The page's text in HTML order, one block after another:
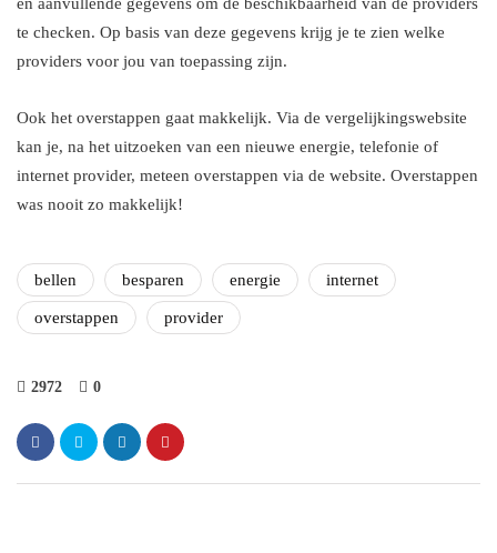
te checken. Op basis van deze gegevens krijg je te zien welke
providers voor jou van toepassing zijn.
Ook het overstappen gaat makkelijk. Via de vergelijkingswebsite
kan je, na het uitzoeken van een nieuwe energie, telefonie of
internet provider, meteen overstappen via de website. Overstappen
was nooit zo makkelijk!
bellen besparen energie internet
overstappen provider
2972 0